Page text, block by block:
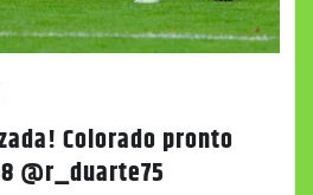
Colorado pronto
@r_duarte75